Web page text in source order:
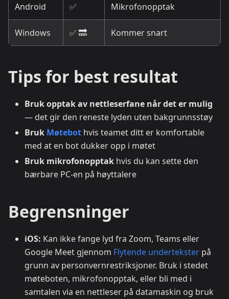
Android ✅ Mikrofonopptak
Windows ✅ 🔜 Kommer snart
Tips for best resultat
Bruk opptak av nettleserfane når det er mulig
— det gir den reneste lyden uten bakgrunnsstøy
Bruk Møtebot hvis teamet ditt er komfortable
med at en bot dukker opp i møtet
Bruk mikrofonopptak hvis du kan sette den
bærbare PC-en på høyttalere
Begrensninger
iOS: Kan ikke fange lyd fra Zoom, Teams eller
Google Meet gjennom Flytende undertekster på
grunn av personvernrestriksjoner. Bruk i stedet
møteboten, mikrofonopptak, eller bli med i
samtalen via en nettleser på datamaskin og bruk